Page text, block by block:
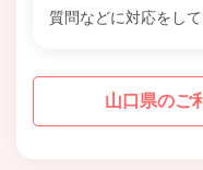
質問などに対応をし
山口県のご